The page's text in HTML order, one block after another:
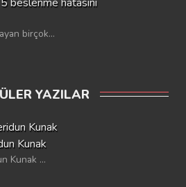
birçok...
YAZILAR
Kunak
Kunak ...